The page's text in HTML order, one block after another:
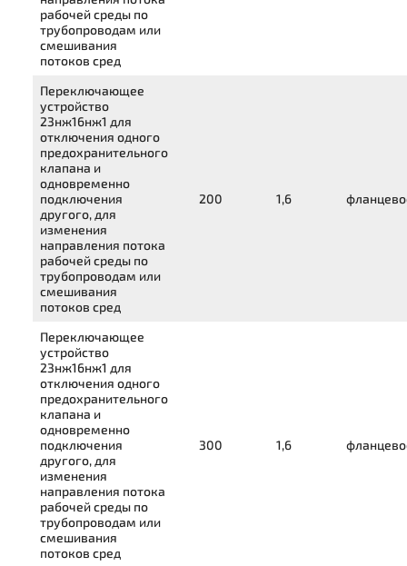
рабочей среды по
трубопроводам или
смешивания
потоков сред
Переключающее
устройство
23нж16нж1 для
отключения одного
предохранительного
клапана и
одновременно
подключения
другого, для
изменения
направления потока
рабочей среды по
трубопроводам или
смешивания
потоков сред
200 1,6
Переключающее
устройство
23нж16нж1 для
отключения одного
предохранительного
клапана и
одновременно
подключения
другого, для
изменения
направления потока
рабочей среды по
трубопроводам или
смешивания
потоков сред
300 1,6